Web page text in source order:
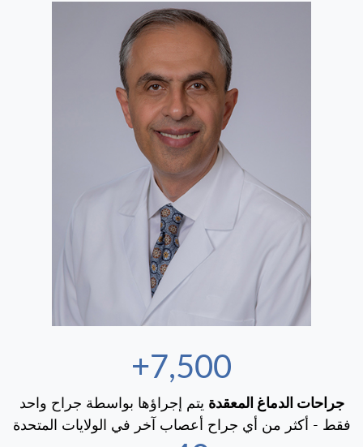
7,500+
جراحات الدماغ المعقدة يتم إجراؤها بواسطة جراح واحد
فقط - أكثر من أي جراح أعصاب آخر في الولايات المتحدة